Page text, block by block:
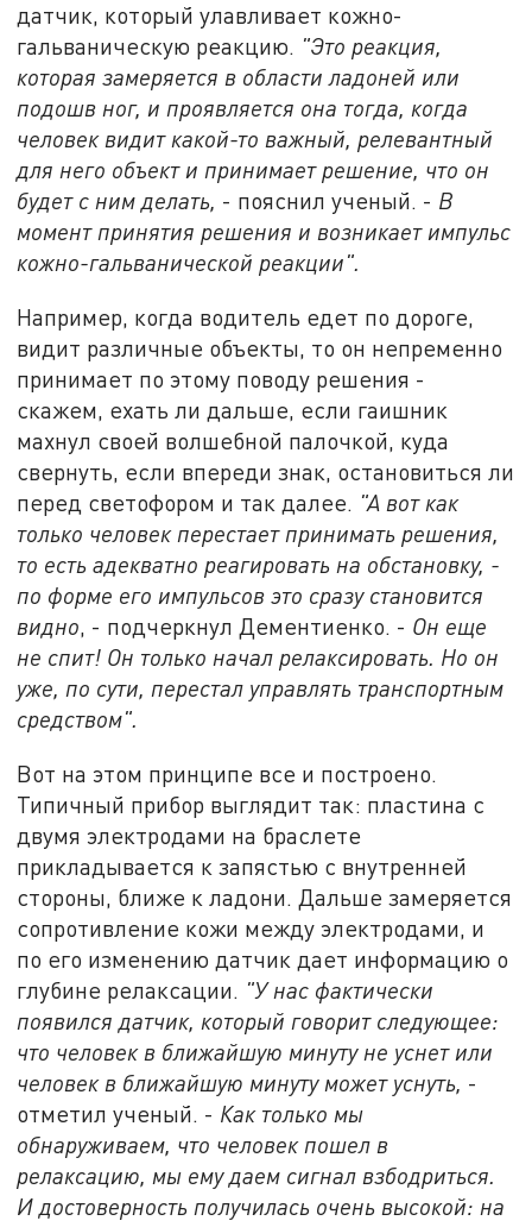
датчик, который улавливает кожно-
гальваническую реакцию. "Это реакция,
которая замеряется в области ладоней или
подошв ног, и проявляется она тогда, когда
человек видит какой-то важный, релевантный
для него объект и принимает решение, что он
будет с ним делать, - пояснил ученый. - В
момент принятия решения и возникает импульс
кожно-гальванической реакции".
Например, когда водитель едет по дороге,
видит различные объекты, то он непременно
принимает по этому поводу решения -
скажем, ехать ли дальше, если гаишник
махнул своей волшебной палочкой, куда
свернуть, если впереди знак, остановиться ли
перед светофором и так далее. "А вот как
только человек перестает принимать решения,
то есть адекватно реагировать на обстановку, -
по форме его импульсов это сразу становится
видно, - подчеркнул Дементиенко. - Он еще
не спит! Он только начал релаксировать. Но он
уже, по сути, перестал управлять транспортным
средством".
Вот на этом принципе все и построено.
Типичный прибор выглядит так: пластина с
двумя электродами на браслете
прикладывается к запястью с внутренней
стороны, ближе к ладони. Дальше замеряется
сопротивление кожи между электродами, и
по его изменению датчик дает информацию о
глубине релаксации. "У нас фактически
появился датчик, который говорит следующее:
что человек в ближайшую минуту не уснет или
человек в ближайшую минуту может уснуть, -
отметил ученый. - Как только мы
обнаруживаем, что человек пошел в
релаксацию, мы ему даем сигнал взбодриться.
И достоверность получилась очень высокой: на